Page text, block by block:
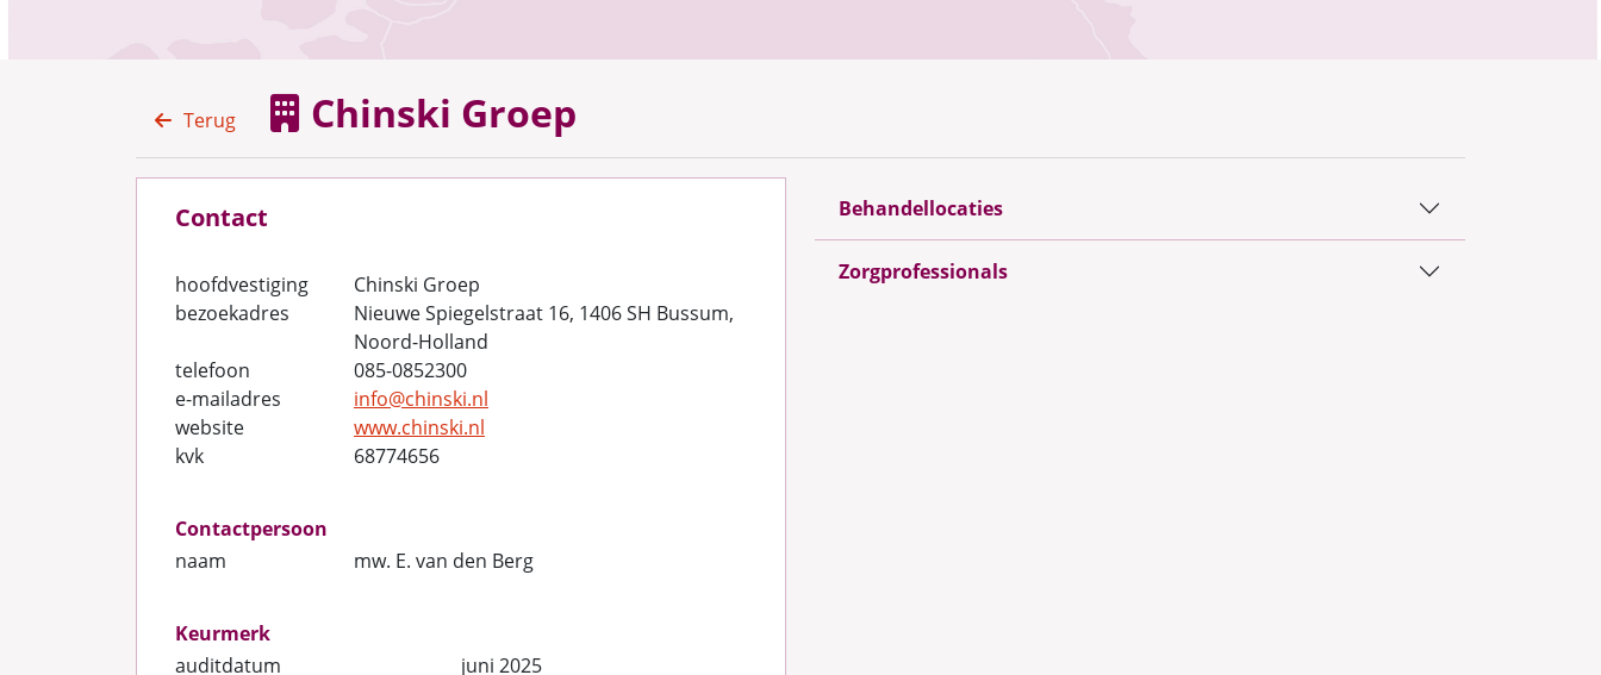
Terug Chinski Groep
Contact
hoofdvestiging
Chinski Groep
bezoekadres
Nieuwe Spiegelstraat 16, 1406 SH Bussum,
Noord-Holland
telefoon
085-0852300
e-mailadres
info@chinski.nl
website
www.chinski.nl
kvk
68774656
Contactpersoon
naam
mw. E. van den Berg
Keurmerk
auditdatum
juni 2025
Behandellocaties
Zorgprofessionals